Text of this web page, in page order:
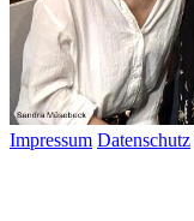
Impressum Datenschutz